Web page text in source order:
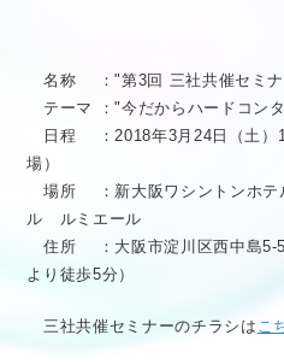
名称 ："第3回 三社共催セミナ
テーマ ："今だからハードコン
日程 ：2018年3月24日（土）
場）
場所 ：新大阪ワシントンホテ
ル ルミエール
住所 ：大阪市淀川区西中島5-
より徒歩5分）
三社共催セミナーのチラシは こ